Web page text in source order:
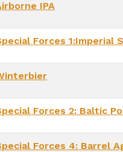
IPA
Forces 1:Imperial
Forces 2: Baltic
Forces 4: Barrel